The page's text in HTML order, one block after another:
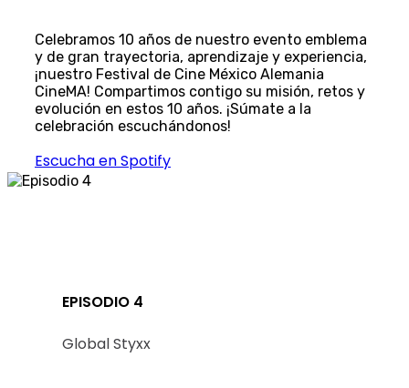
Celebramos 10 años de nuestro evento emblema
y de gran trayectoria, aprendizaje y experiencia,
¡nuestro Festival de Cine México Alemania
CineMA! Compartimos contigo su misión, retos y
evolución en estos 10 años. ¡Súmate a la
celebración escuchándonos!
Escucha en Spotify
EPISODIO 4
Global Styxx